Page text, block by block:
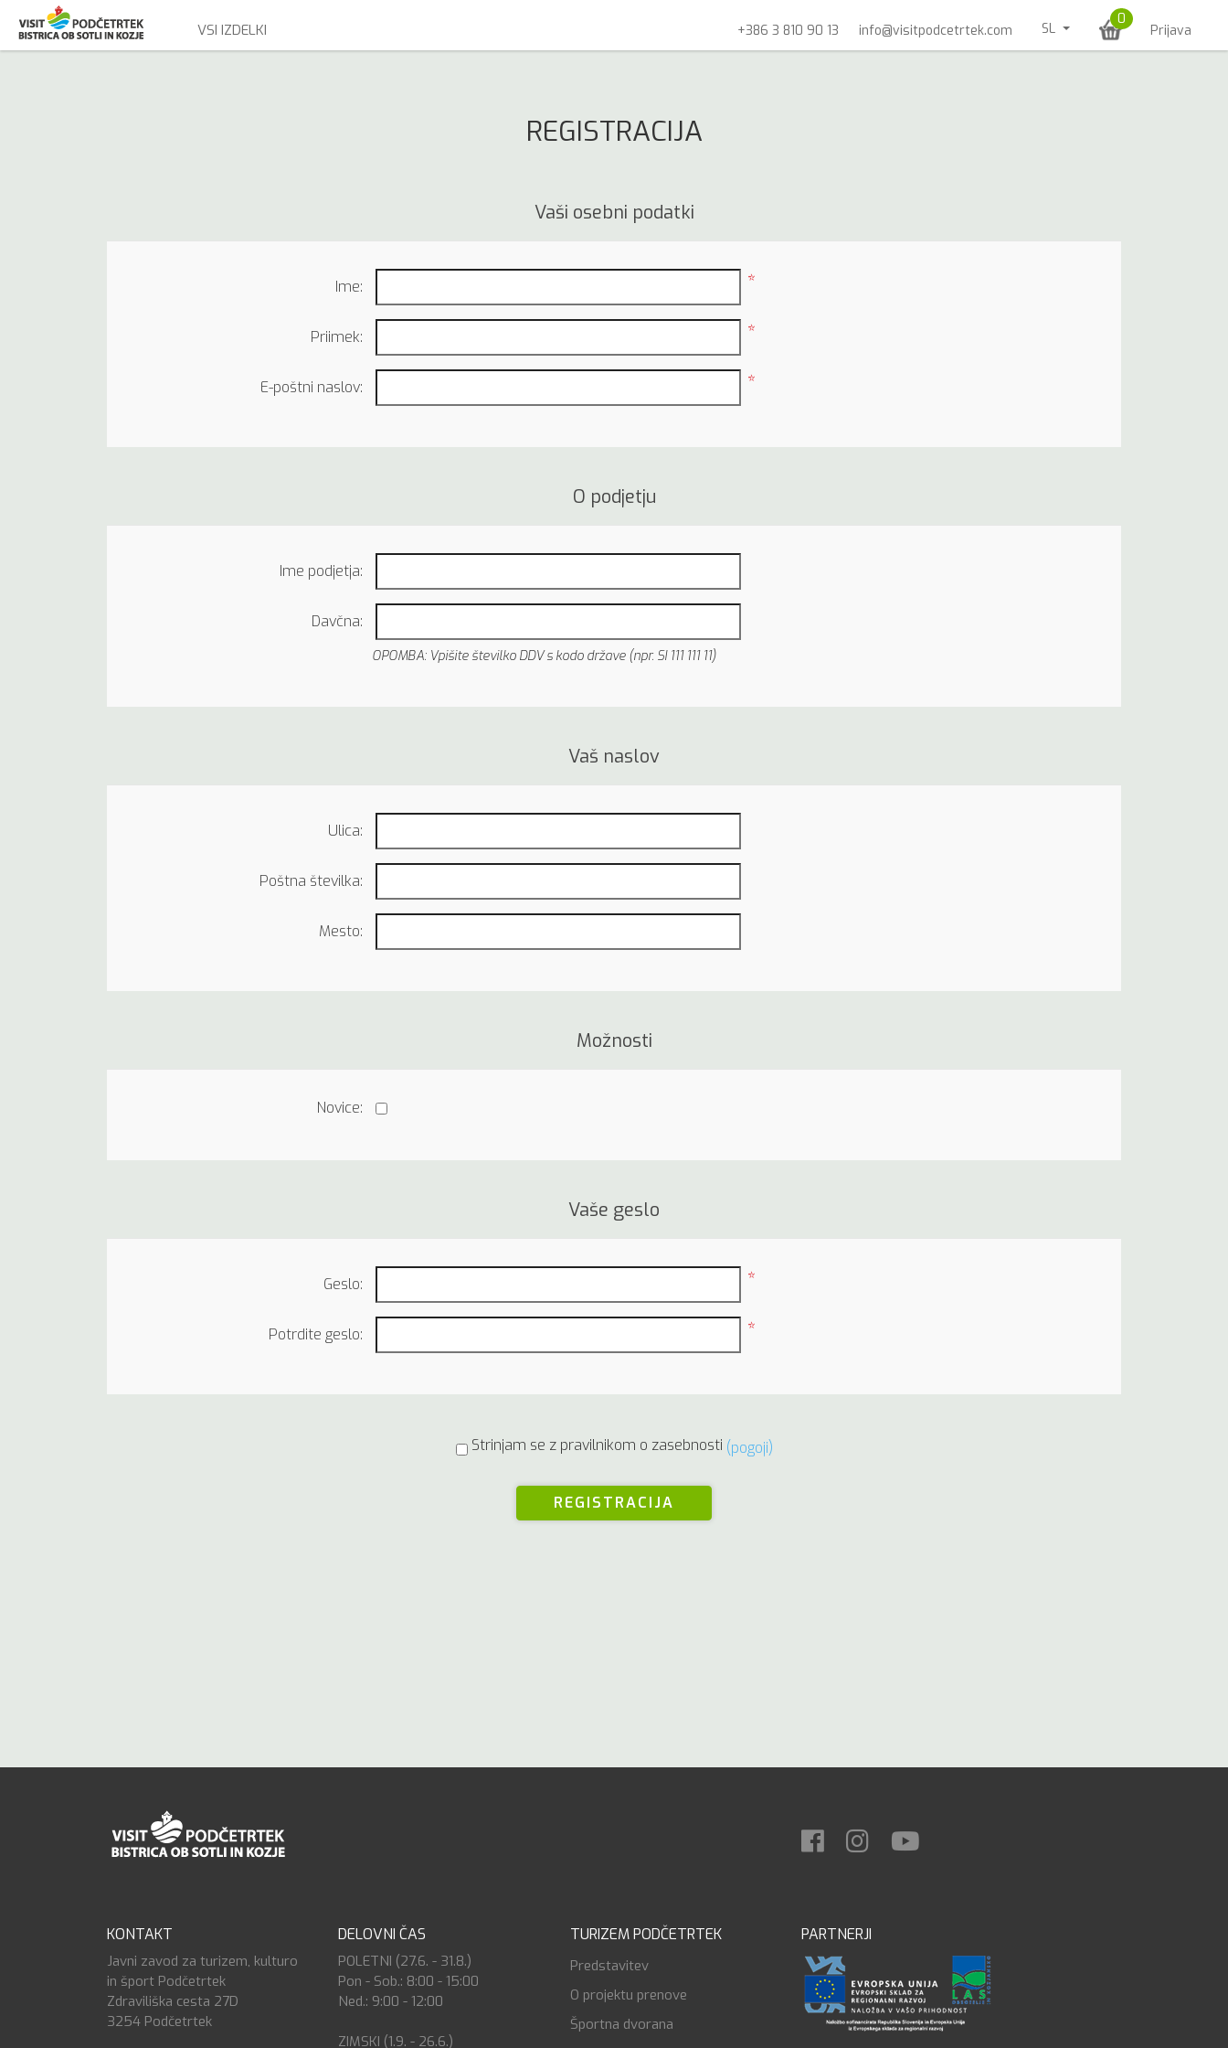
VSI IZDELKI +386 3 810 90 13 info@visitpodcetrtek.com SL
0
Prijava
REGISTRACIJA
Vaši osebni podatki
Ime: *
Priimek: *
E-poštni naslov: *
O podjetju
Ime podjetja:
Davčna:
OPOMBA: Vpišite številko DDV s kodo države (npr. SI 111 111 11)
Vaš naslov
Ulica:
Poštna številka:
Mesto:
Možnosti
Novice:
Vaše geslo
Geslo: *
Potrdite geslo: *
Strinjam se z pravilnikom o zasebnosti (pogoji)
KONTAKT
Javni zavod za turizem, kulturo
in šport Podčetrtek
Zdraviliška cesta 27D
3254 Podčetrtek
DELOVNI ČAS
POLETNI (27.6. - 31.8.)
Pon - Sob.: 8:00 - 15:00
Ned.: 9:00 - 12:00
ZIMSKI (1.9. - 26.6.)
TURIZEM PODČETRTEK
Predstavitev
O projektu prenove
Športna dvorana
PARTNERJI